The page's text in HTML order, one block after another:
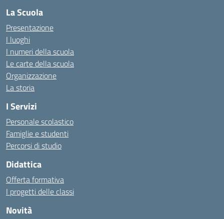
La Scuola
Presentazione
I luoghi
I numeri della scuola
Le carte della scuola
Organizzazione
La storia
I Servizi
Personale scolastico
Famiglie e studenti
Percorsi di studio
Didattica
Offerta formativa
I progetti delle classi
Novità